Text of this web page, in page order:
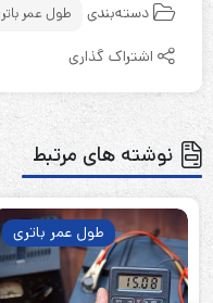
دسته‌بندی طول عمر
اشتراک گذاری
نوشته های مرتبط
طول عمر باتری